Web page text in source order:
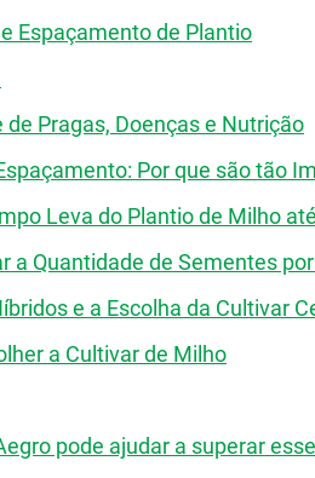
Espaçamento de Plantio
de Pragas, Doenças e Nutrição
Por que são tão
Leva do Plantio de Milho
a Quantidade de Sementes
e a Escolha da Cultivar
a Cultivar de Milho
pode ajudar a superar